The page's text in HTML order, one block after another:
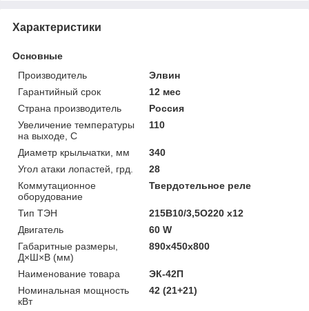
Характеристики
Основные
Производитель
Элвин
Гарантийный срок
12 мес
Страна производитель
Россия
Увеличение температуры
на выходе, С
110
Диаметр крыльчатки, мм
340
Угол атаки лопастей, грд.
28
Коммутационное
оборудование
Твердотельное реле
Тип ТЭН
215В10/3,5О220 х12
Двигатель
60 W
Габаритные размеры,
Д×Ш×В (мм)
890x450x800
Наименование товара
ЭК-42П
Номинальная мощность
кВт
42 (21+21)